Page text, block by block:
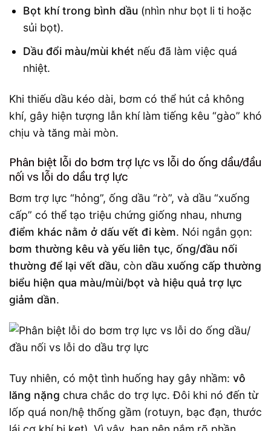
Bọt khí trong bình dầu(nhìn như bọt li ti hoặc
sủi bọt).
Dầu đổi màu/mùi khét nếu đã làm việc quá
nhiệt.
Khi thiếu dầu kéo dài, bơm có thể hút cả không
khí, gây hiện tượng lẫn khí làm tiếng kêu “gào” khó
chịu và tăng mài mòn.
Phân biệt lỗi do bơm trợ lực vs lỗi do ống dầu/đầu
nối vs lỗi do dầu trợ lực
Bơm trợ lực “hỏng”, ống dầu “rò”, và dầu “xuống
cấp” có thể tạo triệu chứng giống nhau, nhưng
điểm khác nằm ở dấu vết đi kèm. Nói ngắn gọn:
bơm thường kêu và yếu liên tục, ống/đầu nối
thường để lại vết dầu, còn dầu xuống cấp thường
biểu hiện qua màu/mùi/bọt và hiệu quả trợ lực
giảm dần.
Tuy nhiên, có một tình huống hay gây nhầm: vô
lăng nặng chưa chắc do trợ lực. Đôi khi nó đến từ
lốp quá non/hệ thống gầm (rotuyn, bạc đạn, thước